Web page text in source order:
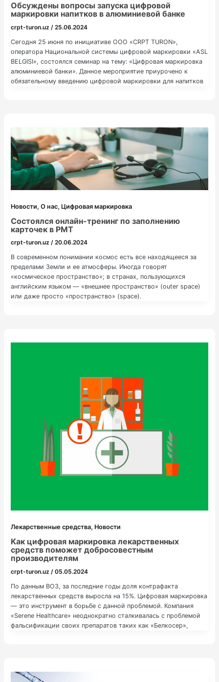
Обсуждены вопросы запуска цифровой
маркировки напитков в алюминиевой банке
crpt-turon.uz / 25.06.2024
Сегодня 25 июня по инициативе OOO «CRPT TURON»,
оператора Национальной системы цифровой маркировки «ASL
BELGISI», состоялся семинар на тему: «Цифровая маркировка
алюминиевой банки». Данное мероприятие приурочено к
обязательному введению цифровой маркировки для напитков
Новости, О нас, Цифровая маркировка
Состоялся онлайн-тренинг по заполнению
карточек в РМТ
crpt-turon.uz / 20.06.2024
В современном понимании космос есть все находящееся за
пределами Земли и ее атмосферы. Иногда говорят
«космическое пространство»; в странах, пользующихся
английским языком — «внешнее пространство» (outer space)
или даже просто «пространство» (space).
Лекарственные средства, Новости
Как цифровая маркировка лекарственных
средств поможет добросовестным
производителям
crpt-turon.uz / 05.05.2024
По данным ВОЗ, за последние годы доля контрафакта
лекарственных средств выросла на 15%. Цифровая маркировка
— это инструмент в борьбе с данной проблемой. Компания
«Serene Healthcare» неоднократно сталкивалаcь с проблемой
фальсификации своих препаратов таких как «Белкосер»,